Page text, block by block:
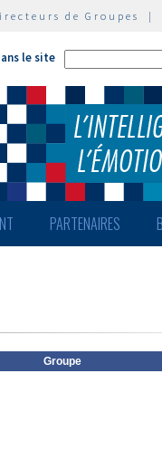
de Groupes |
le site
PARTENAIRES
Groupe